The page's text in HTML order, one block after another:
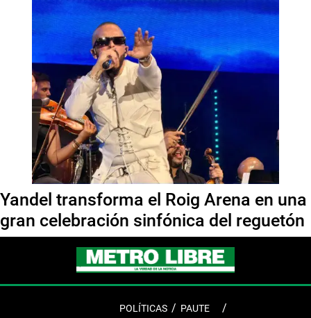
Yandel transforma el Roig Arena en una
gran celebración sinfónica del reguetón
POLÍTICAS
PAUTE